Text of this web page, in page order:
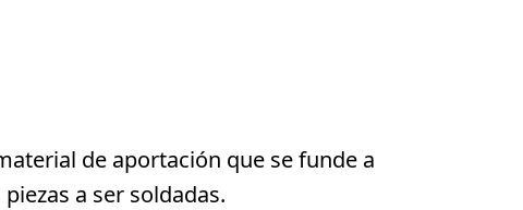
de aportación que se funde a
a ser soldadas.